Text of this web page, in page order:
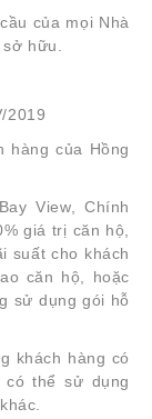
của mọi Nhà
hữu.
2019
hàng của Hồng
View, Chính
giá trị căn hộ,
suất cho khách
căn hộ, hoặc
sử dụng gói hỗ
khách hàng có
thể sử dụng